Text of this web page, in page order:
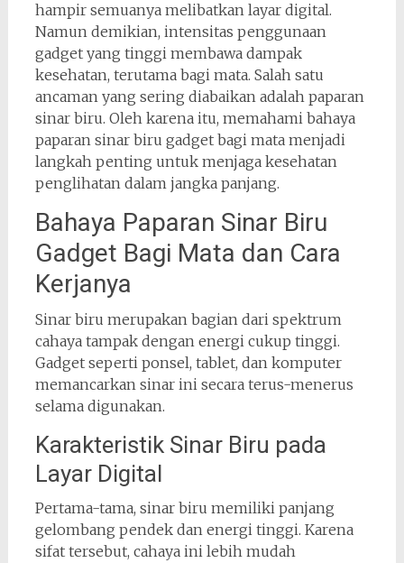
hampir semuanya melibatkan layar digital.
Namun demikian, intensitas penggunaan
gadget yang tinggi membawa dampak
kesehatan, terutama bagi mata. Salah satu
ancaman yang sering diabaikan adalah paparan
sinar biru. Oleh karena itu, memahami bahaya
paparan sinar biru gadget bagi mata menjadi
langkah penting untuk menjaga kesehatan
penglihatan dalam jangka panjang.
Bahaya Paparan Sinar Biru
Gadget Bagi Mata dan Cara
Kerjanya
Sinar biru merupakan bagian dari spektrum
cahaya tampak dengan energi cukup tinggi.
Gadget seperti ponsel, tablet, dan komputer
memancarkan sinar ini secara terus-menerus
selama digunakan.
Karakteristik Sinar Biru pada
Layar Digital
Pertama-tama, sinar biru memiliki panjang
gelombang pendek dan energi tinggi. Karena
sifat tersebut, cahaya ini lebih mudah